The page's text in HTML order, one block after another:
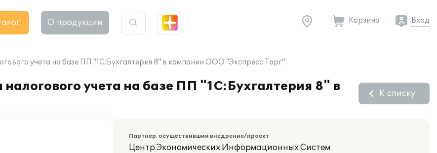
О продукции Корзина Вход
учета на базе ПП "1С:Бухгалтерия 8" в компании ООО "Экспресс Торг"
учета на базе ПП "1С:Бухгалтерия 8" в
К списку
Партнер, осуществивший внедрение/проект
Центр Экономических Информационных Систем